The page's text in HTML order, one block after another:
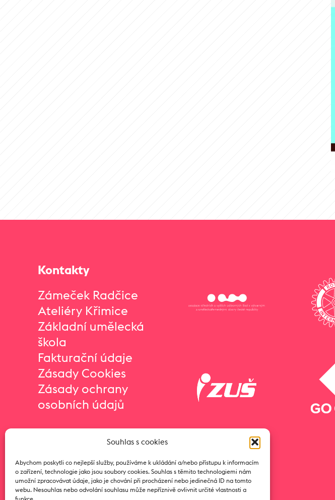
Souhlas s cookies
Abychom poskytli co nejlepší služby, používáme k ukládání a/nebo přístupu k informacím
o zařízení, technologie jako jsou soubory cookies. Souhlas s těmito technologiemi nám
umožní zpracovávat údaje, jako je chování při procházení nebo jedinečná ID na tomto
webu. Nesouhlas nebo odvolání souhlasu může nepříznivě ovlivnit určité vlastnosti a
Kontakty
Zámeček Radčice
Ateliéry Křimice
Základní umělecká
škola
Fakturační údaje
Zásady Cookies
Zásady ochrany
osobních údajů